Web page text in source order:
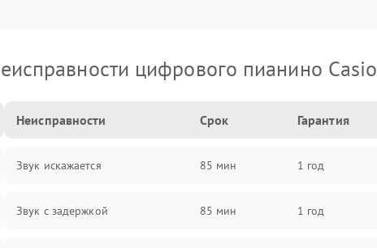
цифрового пианино Casio
Неисправности Срок Гарантия
Звук искажается 85 мин 1 год
Звук с задержкой 85 мин 1 год